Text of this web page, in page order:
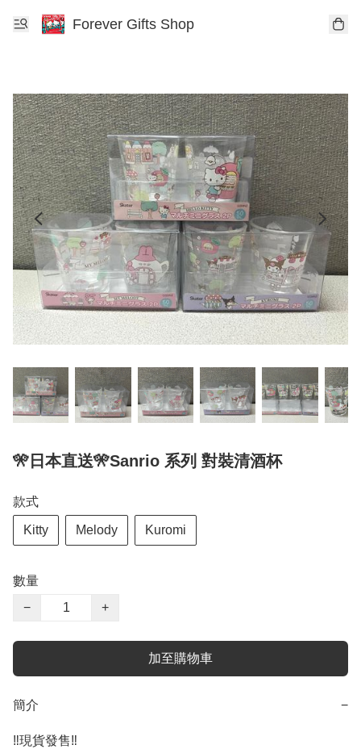
Forever Gifts Shop
🎌日本直送🎌Sanrio 系列 對裝清酒杯
款式
Kitty Melody Kuromi
數量
−
+
加至購物車
簡介 −
‼️現貨發售‼️